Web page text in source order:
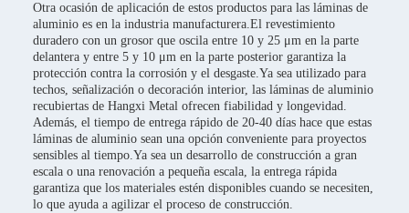
Otra ocasión de aplicación de estos productos para las láminas de
aluminio es en la industria manufacturera.El revestimiento
duradero con un grosor que oscila entre 10 y 25 μm en la parte
delantera y entre 5 y 10 μm en la parte posterior garantiza la
protección contra la corrosión y el desgaste.Ya sea utilizado para
techos, señalización o decoración interior, las láminas de aluminio
recubiertas de Hangxi Metal ofrecen fiabilidad y longevidad.
Además, el tiempo de entrega rápido de 20-40 días hace que estas
láminas de aluminio sean una opción conveniente para proyectos
sensibles al tiempo.Ya sea un desarrollo de construcción a gran
escala o una renovación a pequeña escala, la entrega rápida
garantiza que los materiales estén disponibles cuando se necesiten,
lo que ayuda a agilizar el proceso de construcción.